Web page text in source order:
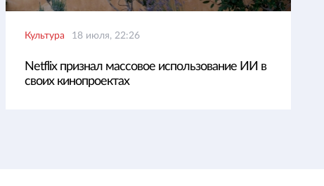
Культура 18 июля, 22:26
Netflix признал массовое использование ИИ в
своих кинопроектах